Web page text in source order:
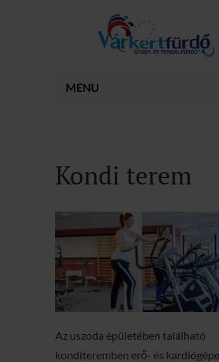
MENU
Kondi terem
Az uszoda épületében található
konditeremben erő- és